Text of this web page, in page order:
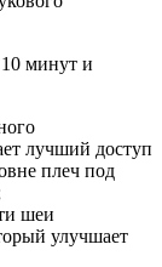
минут и
лучший доступ
плеч под
шеи
улучшает